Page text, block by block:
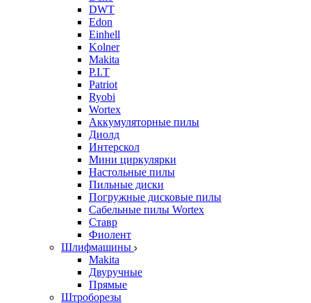
DWT
Edon
Einhell
Kolner
Makita
P.I.T
Patriot
Ryobi
Wortex
Аккумуляторные пилы
Диолд
Интерскол
Мини циркулярки
Настольные пилы
Пильные диски
Погружные дисковые пилы
Сабельные пилы Wortex
Ставр
Фиолент
Шлифмашины
Makita
Двуручные
Прямые
Штроборезы